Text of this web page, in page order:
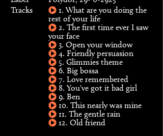
Tracks
1. What are you doing the
rest of your life
2. The first time ever I saw
your face
3. Open your window
4. Friendly persuasion
5. Glimmies theme
6. Big bossa
7. Love remembered
8. You've got it bad girl
9. Ben
10. This nearly was mine
11. The gentle rain
12. Old friend